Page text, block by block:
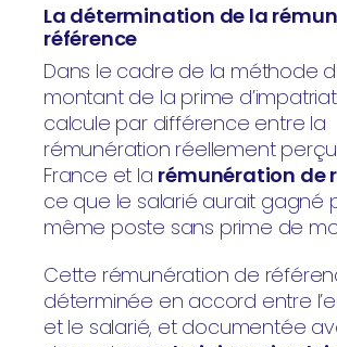
La détermination de la
référence
Dans le cadre de la méthode
montant de la prime
calcule par différence entre la
rémunération réellement
France et la rémunération de
ce que le salarié aurait gagné
même poste sans prime de
Cette rémunération de
déterminée en accord entre
et le salarié, et documentée